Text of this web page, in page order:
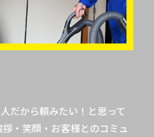
だから頼みたい！と思って
・笑顔・お客様とのコミュ